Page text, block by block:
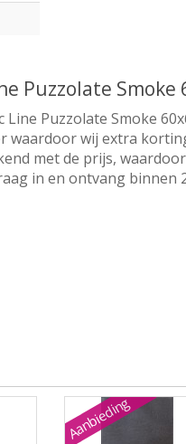
Puzzolate Smoke
Puzzolate Smoke
waardoor wij extra
met de prijs,
in en ontvang binnen
Aanbieding